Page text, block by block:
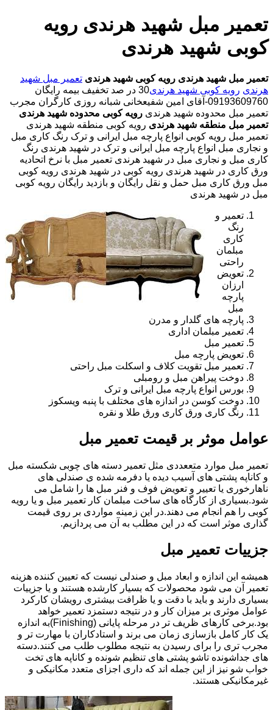
تعمیر مبل شهید هرندی رویه
کوبی شهید هرندی
تعمیر مبل شهید هرندی رویه کوبی شهید هرندی تعمیر مبل شهید
هرندی رویه کوبی شهید هرندی
30 در صد تخفیف بیمه رایگان
09193609760-آقای امین شفیعخانی شبانه روزی کارگران مجرب
تعمیر مبل محدوده شهید هرندی رویه کوبی محدوده شهید هرندی
تعمیر مبل منطقه شهید هرندی رویه کوبی منطقه شهید هرندی
تعمیر مبل رویه کوبی انواع پارچه مبل ایرانی و ترک رنگ کاری مبل
و نجاری مبل انواع پارچه مبل ایرانی و ترک در شهید هرندی رنگ
کاری مبل و نجاری مبل در شهید هرندی تعمیر مبل با نرخ اتحادیه
ورق کاری در شهید هرندی رویه کوبی در شهید هرندی رویه کوبی
مبل ورق کاری مبل حمل و نقل رایگان و بازدید رایگان رویه کوبی
مبل در شهید هرندی
تعمیر و
رنگ
کاری
مبلمان
راحتی
تعویض
ارزان
پارچه
مبل
پارچه های گلدار و مدرن
تعمیر مبلمان اداری
تعمیر مبل
تعویض پارچه مبل
تعمیر مبل تقویت کلاف و اسکلت مبل راحتی
دوخت پیراهن مبل و رومبلی
بورس انواع پارچه مبل ایرانی و ترک
دوخت کوسن در اندازه های مختلف با پنبه ویسکوز
رنگ کاری ورق کاری ورق طلا و نقره
عوامل موثر بر قیمت تعمیر مبل
تعمیر مبل موارد متععددی مثل تعمیر دسته های چوبی شکسته مبل
و کاناپه پشتی های آسیب دیده یا دفرمه شده ی صندلی های
ناهارخوری یا تعییر و تعویض فوف و فنر مبل ها را شامل می
شود.بسیاری از کارگاه های ساخت مبلمان کار تعمیر مبل و یا رویه
کوبی را هم انجام می دهند.در این زمینه مواردی بر روی قیمت
گذاری موثر است که در این مطلب به آن می پردازیم.
جزییات تعمیر مبل
همیشه این اندازه و ابعاد مبل و صندلی نیست که تعیین کننده هزینه
تعمیر آن می شود محصولات که بسیار کارشده هستند و یا جزییات
بسیاری دارند و باید با دقت و یا ظرافت بیشتری رویشان کارکرد
عوامل موثری بر میزان کار و در نتیجه دستمزد تعمیر خواهد
بود.برخی کارهای ظریف تر در مرحله پایانی (Finishing)به اندازه
یک کار کامل بازسازی زمان می برند و استادکاران با مهارت تر و
مجرب تری را برای رسیدن به نتیجه مطلوب طلب می کنند.دسته
های جداشونده تاشو پشتی های تنظیم شونده و کاناپه های تخت
خواب شو نیز از این جمله اند که داری اجزای متعدد مکانیکی و
غیرمکانیکی هستند.